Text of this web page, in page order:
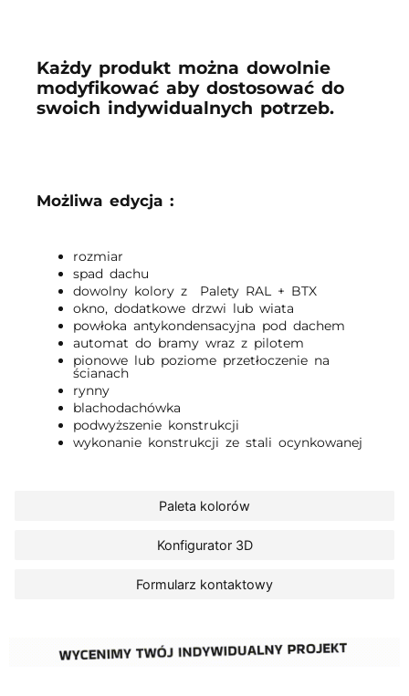
Paleta kolorów
Konfigurator 3D
Formularz kontaktowy
Każdy produkt można dowolnie
modyfikować aby dostosować do
swoich indywidualnych potrzeb.
Możliwa edycja :
rozmiar
spad dachu
dowolny kolory z Palety RAL + BTX
okno, dodatkowe drzwi lub wiata
powłoka antykondensacyjna pod dachem
automat do bramy wraz z pilotem
pionowe lub poziome przetłoczenie na
ścianach
rynny
blachodachówka
podwyższenie konstrukcji
wykonanie konstrukcji ze stali ocynkowanej